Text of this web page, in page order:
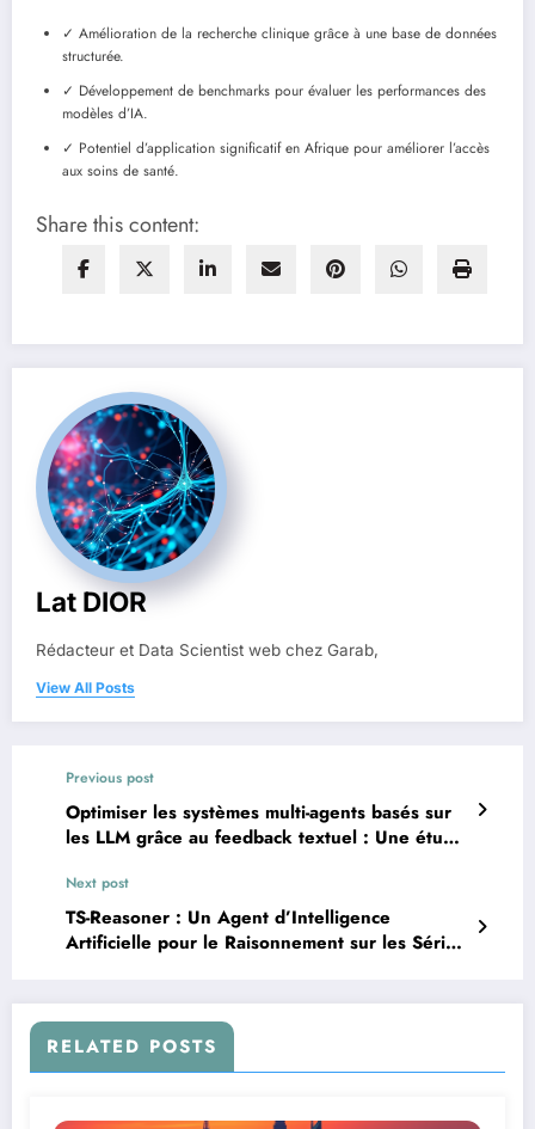
✓ Amélioration de la recherche clinique grâce à une base de données
structurée.
✓ Développement de benchmarks pour évaluer les performances des
modèles d’IA.
✓ Potentiel d’application significatif en Afrique pour améliorer l’accès
aux soins de santé.
Share this content:
Lat DIOR
Rédacteur et Data Scientist web chez Garab,
View All Posts
Previous post
Optimiser les systèmes multi-agents basés sur
les LLM grâce au feedback textuel : Une étude
Next post
TS-Reasoner : Un Agent d’Intelligence
Artificielle pour le Raisonnement sur les Séries
RELATED POSTS